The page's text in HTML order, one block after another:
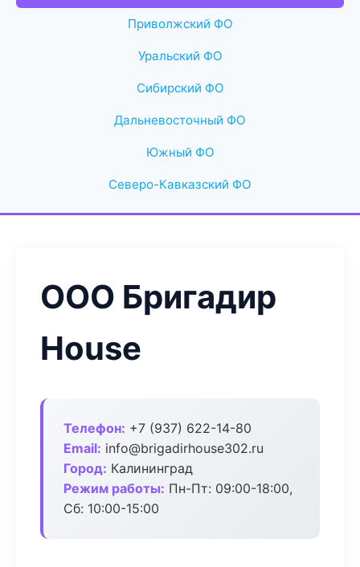
Приволжский ФО
Уральский ФО
Сибирский ФО
Дальневосточный ФО
Южный ФО
Северо-Кавказский ФО
ООО Бригадир
House
Телефон: +7 (937) 622-14-80
Email: info@brigadirhouse302.ru
Город: Калининград
Режим работы: Пн-Пт: 09:00-18:00,
Сб: 10:00-15:00